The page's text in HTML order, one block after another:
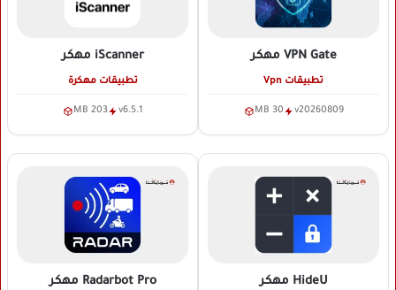
VPN Gate مهكر
تطبيقات Vpn
v20260809
30 MB
iScanner مهكر
تطبيقات مهكرة
v6.5.1
203 MB
HideU مهكر Radarbot Pro مهكر